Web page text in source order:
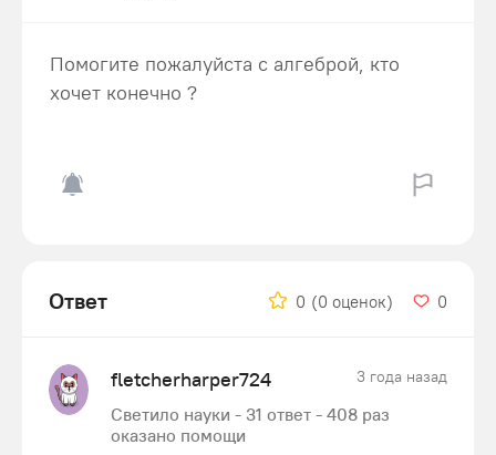
Помогите пожалуйста с алгеброй, кто
хочет конечно ?
Ответ 0 (0 оценок) 0
fletcherharper724 3 года назад
Светило науки - 31 ответ - 408 раз
оказано помощи